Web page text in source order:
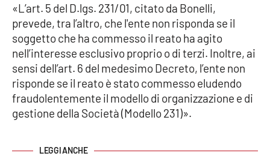
LaC Network
LaC OnAir
EDIZIONI
LOCALI
«L’art. 5 del D.lgs. 231/01, citato da Bonelli,
prevede, tra l’altro, che l'ente non risponda se il
soggetto che ha commesso il reato ha agito
nell’interesse esclusivo proprio o di terzi. Inoltre, ai
sensi dell’art. 6 del medesimo Decreto, l’ente non
risponde se il reato è stato commesso eludendo
fraudolentemente il modello di organizzazione e di
gestione della Società (Modello 231)».